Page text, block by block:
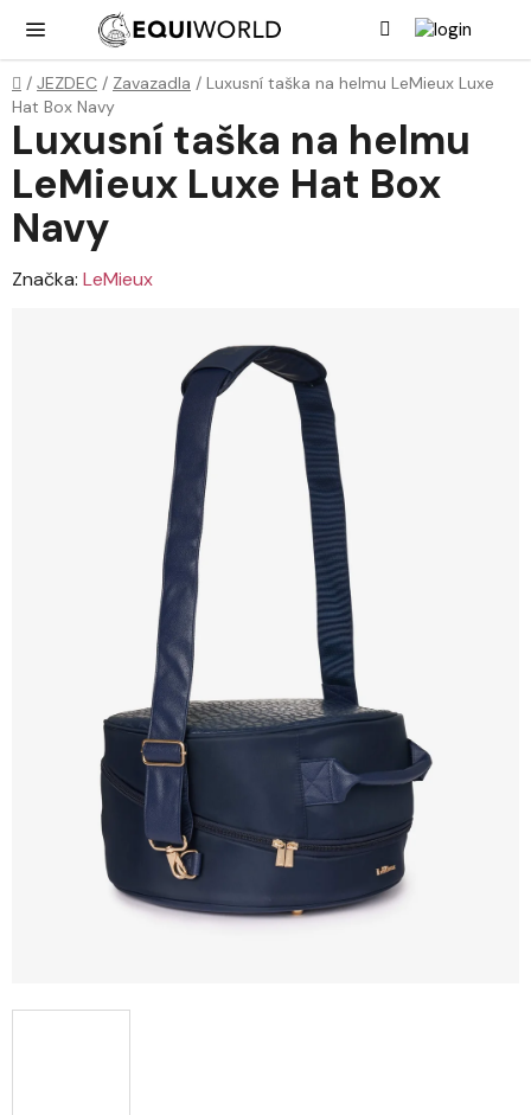
obsah
Domů
/ JEZDEC / Zavazadla / Luxusní taška na helmu LeMieux Luxe
Hat Box Navy
Luxusní taška na helmu
LeMieux Luxe Hat Box
Navy
Značka: LeMieux